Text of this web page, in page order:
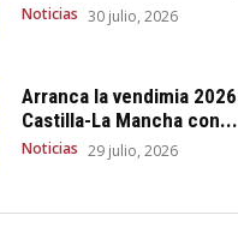
Noticias 30 julio, 2026
Arranca la vendimia
Castilla-La Mancha con...
Noticias 29 julio, 2026